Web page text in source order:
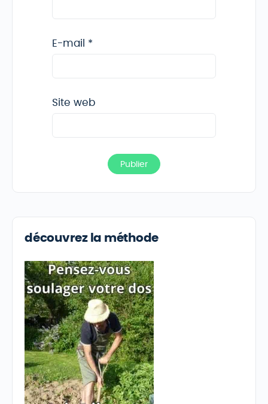
E-mail *
Site web
découvrez la méthode